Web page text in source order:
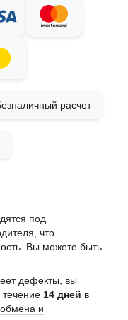
расчет
под
что
Вы можете быть
дефекты, вы
14 дней в
и